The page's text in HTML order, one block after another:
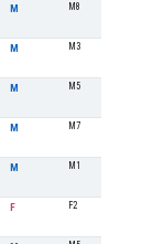
M M8
M M3
M M5
M M7
M M1
F F2